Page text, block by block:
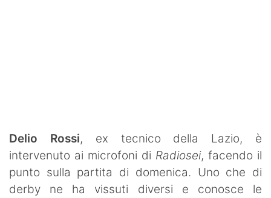
Contatti
Delio Rossi, ex tecnico della Lazio, è
intervenuto ai microfoni di Radiosei, facendo il
punto sulla partita di domenica. Uno che di
derby ne ha vissuti diversi e conosce le